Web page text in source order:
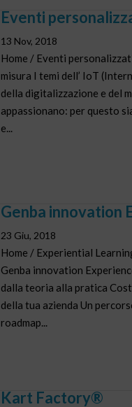
Eventi
13 Nov, 2018
Home / Eventi
misura I temi dell’ IoT
della digitalizzazione e del
appassionano: per questo
e...
Genba innovation
23 Giu, 2018
Home / Experiential
Genba innovation
dalla teoria alla pratica
della tua azienda Un
roadmap...
Kart Factory®